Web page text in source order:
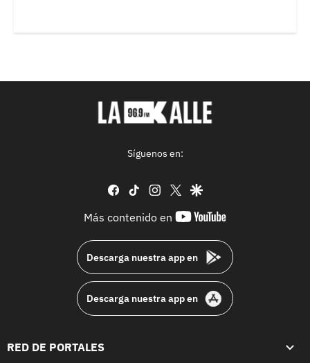
Síguenos en:
facebook
tiktok instagram
twittergoogle
Más contenido en
youtube-
Descarga nuestra app en
Descarga nuestra app en
RED DE PORTALES